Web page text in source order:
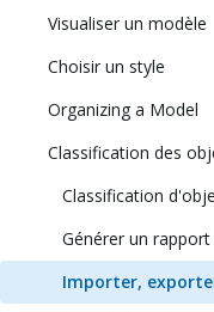
Visualiser un modèle
Choisir un style
Organizing a Model
Classification des
Classification
Générer un
Importer,